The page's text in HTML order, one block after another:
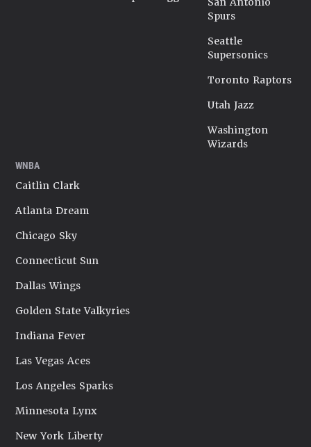
Spurs
Seattle
Supersonics
Toronto Raptors
Utah Jazz
Washington
Wizards
WNBA
Caitlin Clark
Atlanta Dream
Chicago Sky
Connecticut Sun
Dallas Wings
Golden State Valkyries
Indiana Fever
Las Vegas Aces
Los Angeles Sparks
Minnesota Lynx
New York Liberty